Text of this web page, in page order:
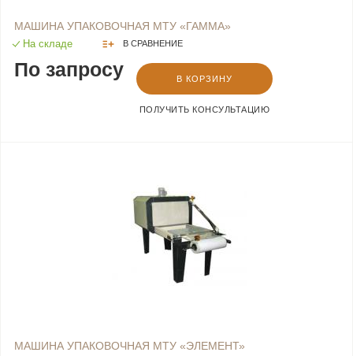
МАШИНА УПАКОВОЧНАЯ МТУ «ГАММА»
На складе В СРАВНЕНИЕ
По запросу В КОРЗИНУ
ПОЛУЧИТЬ КОНСУЛЬТАЦИЮ
МАШИНА УПАКОВОЧНАЯ МТУ «ЭЛЕМЕНТ»